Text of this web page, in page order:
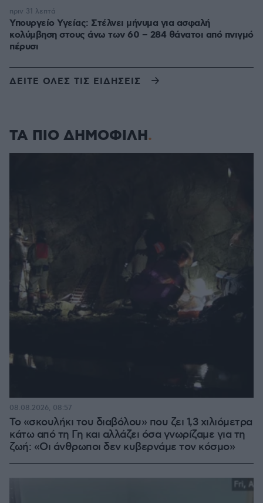
Υπουργείο Υγείας: Στέλνει μήνυμα για ασφαλή
κολύμβηση στους άνω των 60 – 284 θάνατοι από πνιγμό
πέρυσι
πριν 31 λεπτά
ΔΕΙΤΕ ΟΛΕΣ ΤΙΣ ΕΙΔΗΣΕΙΣ
ΤΑ ΠΙΟ ΔΗΜΟΦΙΛΗ
Το «σκουλήκι του διαβόλου» που ζει 1,3 χιλιόμετρα
κάτω από τη Γη και αλλάζει όσα γνωρίζαμε για τη
ζωή: «Οι άνθρωποι δεν κυβερνάμε τον κόσμο»
08.08.2026, 08:57